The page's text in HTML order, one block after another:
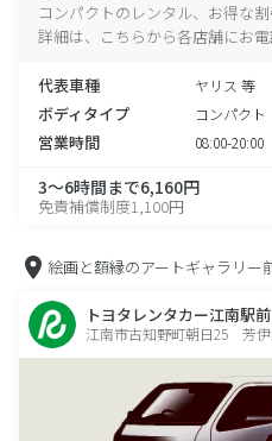
コンパクトのレンタル、お得な
詳細は、こちらから各店舗にお電
代表車種 ヤリス 等
ボディタイプ コンパクト
営業時間 08:00-20:00
3～6時間まで6,160円
免責補償制度1,100円
絵画と額縁のアートギャラリー
トヨタレンタカー江南駅前
江南市古知野町朝日25 芳伊